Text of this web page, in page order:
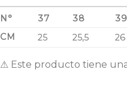
N° 37 38 39
CM
25 25,5 26
⚠ Este producto tiene